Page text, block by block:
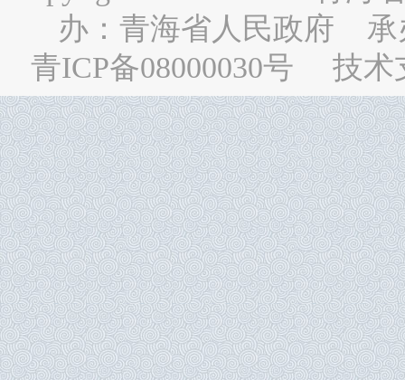
办： 青海省人民政府 承
青ICP备08000030号 技术